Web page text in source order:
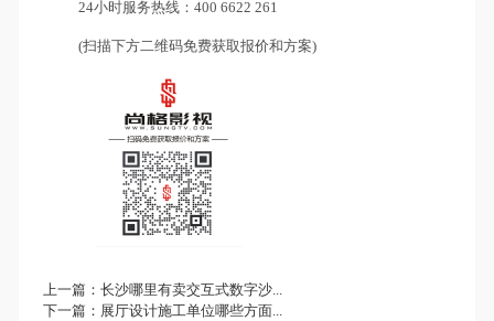
24小时服务热线：400 6622 261
(扫描下方二维码免费获取报价和方案)
上一篇：长沙哪里有卖交互式数字沙...
下一篇： 展厅设计施工单位哪些方面...